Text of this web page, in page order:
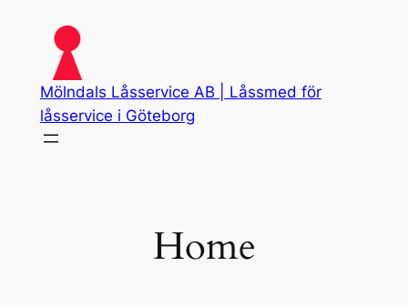
content
Mölndals Låsservice AB | Låssmed för
låsservice i Göteborg
Home